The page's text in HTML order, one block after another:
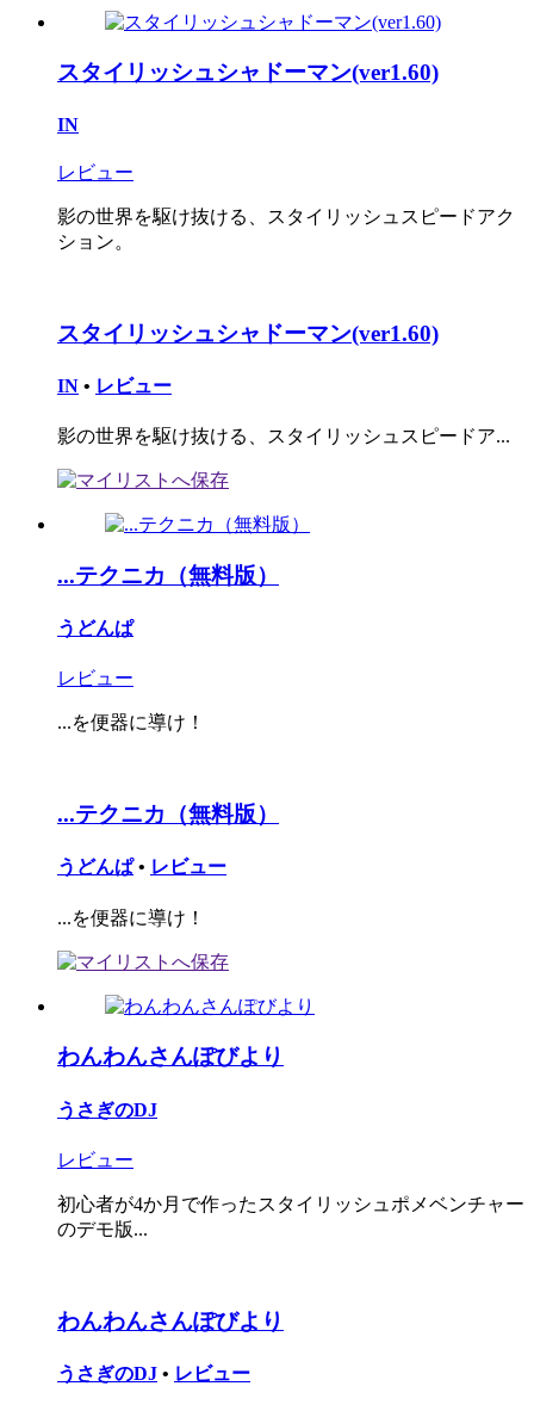
スタイリッシュシャドーマン(ver1.60)
IN
レビュー
影の世界を駆け抜ける、スタイリッシュスピードアク
ション。
スタイリッシュシャドーマン(ver1.60)
IN • レビュー
影の世界を駆け抜ける、スタイリッシュスピードア...
...テクニカ（無料版）
うどんぱ
レビュー
...を便器に導け！
...テクニカ（無料版）
うどんぱ • レビュー
...を便器に導け！
わんわんさんぽびより
うさぎのDJ
レビュー
初心者が4か月で作ったスタイリッシュポメベンチャー
のデモ版...
わんわんさんぽびより
うさぎのDJ • レビュー